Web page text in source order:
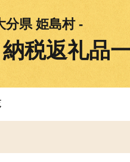
分県 姫島村 -
税返礼品